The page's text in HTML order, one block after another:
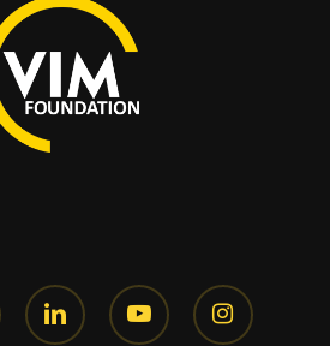
linkedin youtubeinstagram